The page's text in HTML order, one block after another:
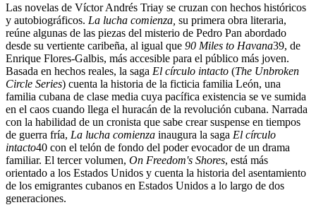
Las novelas de Víctor Andrés Triay se cruzan con hechos históricos
y autobiográficos. La lucha comienza, su primera obra literaria,
reúne algunas de las piezas del misterio de Pedro Pan abordado
desde su vertiente caribeña, al igual que 90 Miles to Havana39, de
Enrique Flores-Galbis, más accesible para el público más joven.
Basada en hechos reales, la saga El círculo intacto (The Unbroken
Circle Series) cuenta la historia de la ficticia familia León, una
familia cubana de clase media cuya pacífica existencia se ve sumida
en el caos cuando llega el huracán de la revolución cubana. Narrada
con la habilidad de un cronista que sabe crear suspense en tiempos
de guerra fría, La lucha comienza inaugura la saga El círculo
intacto40 con el telón de fondo del poder evocador de un drama
familiar. El tercer volumen, On Freedom's Shores, está más
orientado a los Estados Unidos y cuenta la historia del asentamiento
de los emigrantes cubanos en Estados Unidos a lo largo de dos
generaciones.